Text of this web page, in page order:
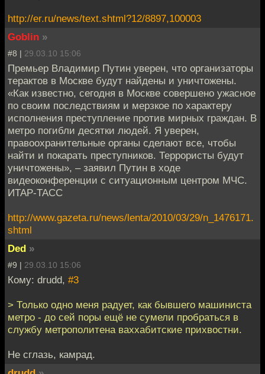
http://er.ru/news/text.shtml?12/8897,100003
Goblin »
#8 | 29.03.10 15:06
Премьер Владимир Путин уверен, что организаторы
терактов в Москве будут найдены и уничтожены.
«Как известно, сегодня в Москве совершено ужасное
по своим последствиям и мерзкое по характеру
исполнения преступление против мирных граждан. В
метро погибли десятки людей. Я уверен,
правоохранительные органы сделают все, чтобы
найти и покарать преступников. Террористы будут
уничтожены», – заявил Путин в ходе
видеоконференции с ситуационным центром МЧС.
ИТАР-ТАСС
http://www.gazeta.ru/news/lenta/2010/03/29/n_1476171.
shtml
Ded »
#9 | 29.03.10 15:06
Кому: drudd, #3
> Только одно меня радует, как бывшего машиниста
метро - до сей поры ещё не сумели пробраться в
службу метрополитена ваххабитские прихвостни.
Не сглазь, камрад.